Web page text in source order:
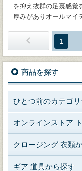
を抑え抜群の足裏感覚
厚みがありオールマイ
1
商品を探す
ひとつ前のカテゴ
オンラインストア
クロージング 衣類
ギア 道具から探す